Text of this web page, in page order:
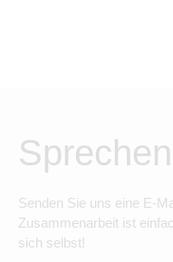
Senden Sie uns eine E-
Zusammenarbeit ist
sich selbst!